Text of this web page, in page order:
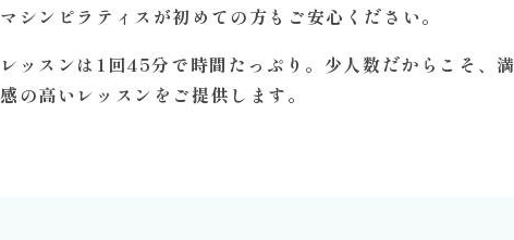
マシンピラティスが初めての方もご安心ください。
レッスンは1回45分で時間たっぷり。少人数だからこそ、
感の高いレッスンをご提供します。